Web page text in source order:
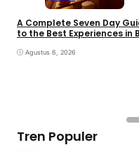
A Complete Seven Day
to the Best Experiences in
Agustus 6, 2026
Tren Populer